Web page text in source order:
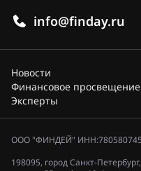
info@finday.ru
Новости
Финансовое просвещение
Эксперты
ООО "ФИНДЕЙ"
198095, город Санкт-